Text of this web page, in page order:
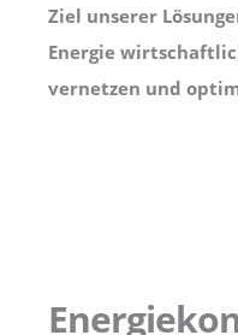
Ziel unserer
Energie
vernetzen und